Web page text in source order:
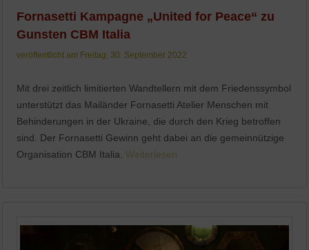
Fornasetti Kampagne „United for Peace“ zu
Gunsten CBM Italia
veröffentlicht am Freitag, 30. September 2022
Mit drei zeitlich limitierten Wandtellern mit dem Friedenssymbol
unterstützt das Mailänder Fornasetti Atelier Menschen mit
Behinderungen in der Ukraine, die durch den Krieg betroffen
sind. Der Fornasetti Gewinn geht dabei an die gemeinnützige
Organisation CBM Italia.Weiterlesen